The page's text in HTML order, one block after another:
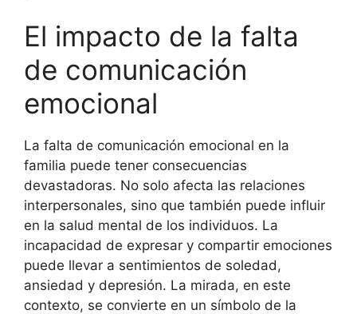
El impacto de la falta
de comunicación
emocional
La falta de comunicación emocional en la
familia puede tener consecuencias
devastadoras. No solo afecta las relaciones
interpersonales, sino que también puede influir
en la salud mental de los individuos. La
incapacidad de expresar y compartir emociones
puede llevar a sentimientos de soledad,
ansiedad y depresión. La mirada, en este
contexto, se convierte en un símbolo de la